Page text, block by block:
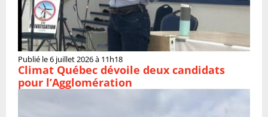
Publié le 6 juillet 2026 à 11h18
Climat Québec dévoile deux candidats
pour l’Agglomération